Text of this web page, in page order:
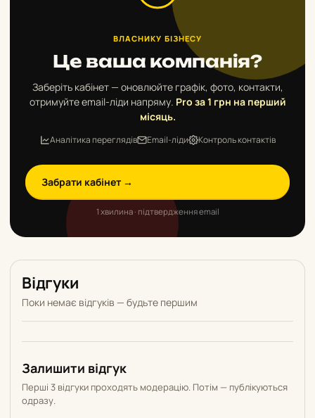
ВЛАСНИКУ БІЗНЕСУ
Це ваша компанія?
Заберіть кабінет — оновлюйте графік, фото, контакти,
отримуйте email-ліди напряму. Pro за 1 грн на перший
місяць.
Аналітика переглядів Email-ліди Контроль контактів
Забрати кабінет →
1 хвилина · підтвердження email
Відгуки
Поки немає відгуків — будьте першим
Залишити відгук
Перші 3 відгуки проходять модерацію. Потім — публікуються
одразу.